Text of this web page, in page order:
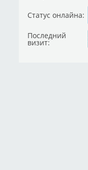
Статус онлайна:
Последний
визит: